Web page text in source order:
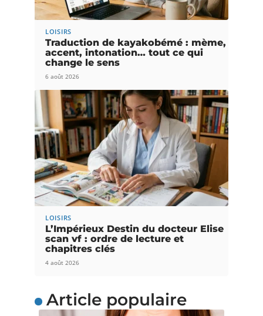
LOISIRS
Traduction de kayakobémé : mème,
accent, intonation… tout ce qui
change le sens
6 août 2026
LOISIRS
L’Impérieux Destin du docteur Elise
scan vf : ordre de lecture et
chapitres clés
4 août 2026
Article populaire